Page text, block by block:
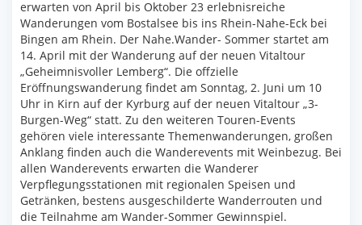
erwarten von April bis Oktober 23 erlebnisreiche
Wanderungen vom Bostalsee bis ins Rhein-Nahe-Eck bei
Bingen am Rhein. Der Nahe.Wander- Sommer startet am
14. April mit der Wanderung auf der neuen Vitaltour
„Geheimnisvoller Lemberg“. Die offzielle
Eröffnungswanderung findet am Sonntag, 2. Juni um 10
Uhr in Kirn auf der Kyrburg auf der neuen Vitaltour „3-
Burgen-Weg“ statt. Zu den weiteren Touren-Events
gehören viele interessante Themenwanderungen, großen
Anklang finden auch die Wanderevents mit Weinbezug. Bei
allen Wanderevents erwarten die Wanderer
Verpflegungsstationen mit regionalen Speisen und
Getränken, bestens ausgeschilderte Wanderrouten und
die Teilnahme am Wander-Sommer Gewinnspiel.